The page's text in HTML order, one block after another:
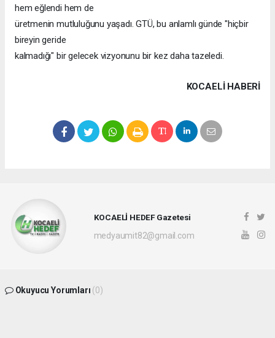
hem eğlendi hem de
üretmenin mutluluğunu yaşadı. GTÜ, bu anlamlı günde "hiçbir
bireyin geride
kalmadığı" bir gelecek vizyonunu bir kez daha tazeledi.
KOCAELI HABERİ
KOCAELİ HEDEF Gazetesi
medyaumit82@gmail.com
Okuyucu Yorumları (0)